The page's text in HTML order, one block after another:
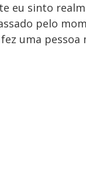
eu sinto
pelo
uma